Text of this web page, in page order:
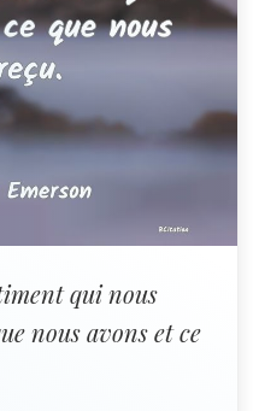
qui nous
nous avons et ce